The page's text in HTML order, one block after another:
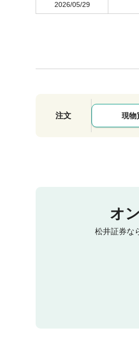
2026/05/29
注文 現物
オ
松井証券な